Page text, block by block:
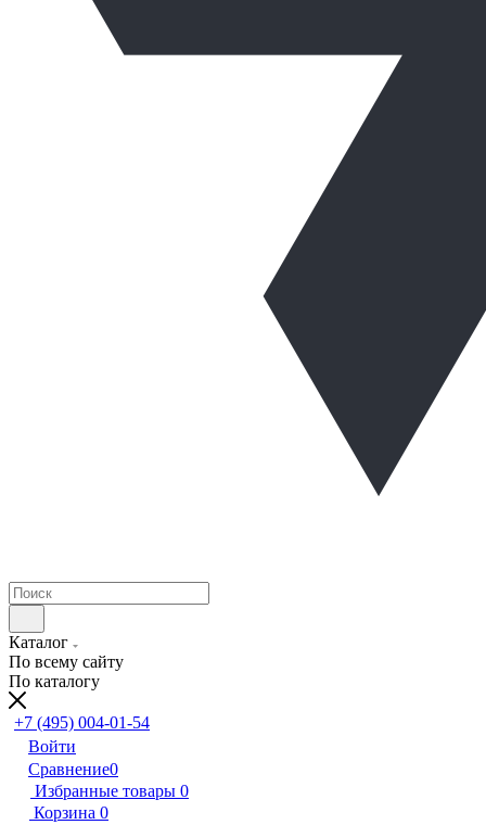
Каталог
По всему сайту
По каталогу
+7 (495) 004-01-54
Войти
Сравнение0
Избранные товары 0
Корзина 0